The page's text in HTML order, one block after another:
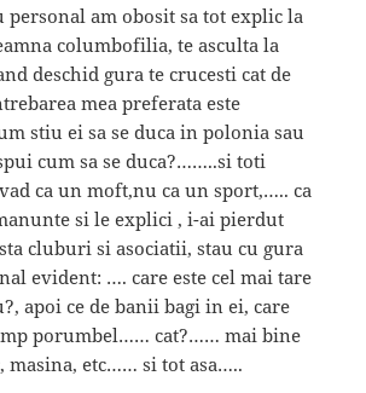
personal am obosit sa tot explic la
columbofilia, te asculta la
deschid gura te crucesti cat de
mea preferata este
stiu ei sa se duca in polonia sau
cum sa se duca?……..si toti
ca un moft,nu ca un sport,….. ca
si le explici , i-ai pierdut
cluburi si asociatii, stau cu gura
evident: …. care este cel mai tare
apoi ce de banii bagi in ei, care
porumbel…… cat?…… mai bine
masina, etc…… si tot asa…..